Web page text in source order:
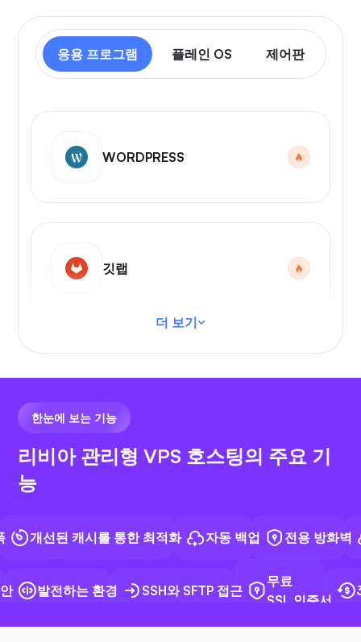
응용 프로그램 플레인 OS 제어판
WORDPRESS
깃랩
VS 코드
도커
더 보기
한눈에 보는 기능
리비아 관리형 VPS 호스팅의 주요 기
능
개선된 캐시를 통한 최적화 자동 백업 전용 방화벽
발전하는 환경 SSH와 SFTP 접근
무료
SSL 인증서
30